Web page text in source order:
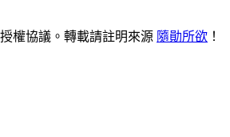
授權協議。轉載請註明來源 隨勛所欲 ！